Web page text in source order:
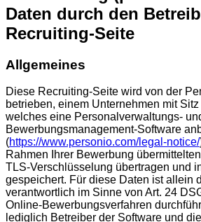
Daten durch den
Recruiting-Seite
Allgemeines
Diese Recruiting-Seite wird von der
betrieben, einem Unternehmen mit
welches eine Personalverwaltungs-
Bewerbungsmanagement-Software
(https://www.personio.com/legal-notice/
Rahmen Ihrer Bewerbung
TLS-Verschlüsselung übertragen und
gespeichert. Für diese Daten ist allein
verantwortlich im Sinne von Art. 24
Online-Bewerbungsverfahren
lediglich Betreiber der Software und